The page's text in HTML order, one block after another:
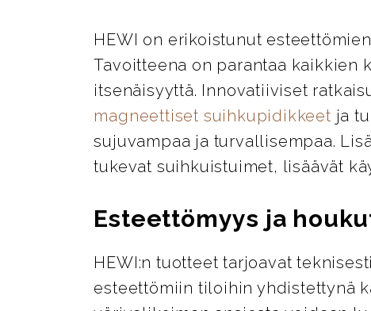
HEWI on erikoistunut
Tavoitteena on parantaa kaikkien
itsenäisyyttä. Innovatiiviset
magneettiset suihkupidikkeet ja
sujuvampaa ja turvallisempaa.
tukevat suihkuistuimet, lisäävät
Esteettömyys ja
HEWI:n tuotteet tarjoavat
esteettömiin tiloihin yhdistettynä